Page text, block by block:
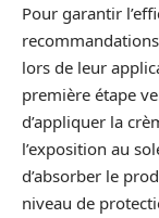
Pour garantir
lors de leur
première étape
d’appliquer la
l’exposition au
d’absorber le
niveau de